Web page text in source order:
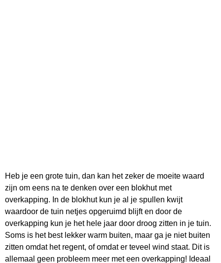
Heb je een grote tuin, dan kan het zeker de moeite waard
zijn om eens na te denken over een blokhut met
overkapping. In de blokhut kun je al je spullen kwijt
waardoor de tuin netjes opgeruimd blijft en door de
overkapping kun je het hele jaar door droog zitten in je tuin.
Soms is het best lekker warm buiten, maar ga je niet buiten
zitten omdat het regent, of omdat er teveel wind staat. Dit is
allemaal geen probleem meer met een overkapping! Ideaal